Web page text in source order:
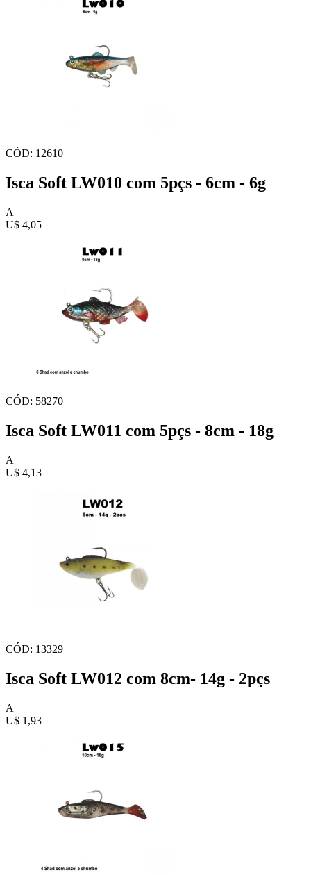
CÓD: 12610
Isca Soft LW010 com 5pçs - 6cm - 6g
A
U$ 4,05
CÓD: 58270
Isca Soft LW011 com 5pçs - 8cm - 18g
A
U$ 4,13
CÓD: 13329
Isca Soft LW012 com 8cm- 14g - 2pçs
A
U$ 1,93